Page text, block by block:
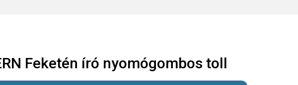
Feketén író nyomógombos toll